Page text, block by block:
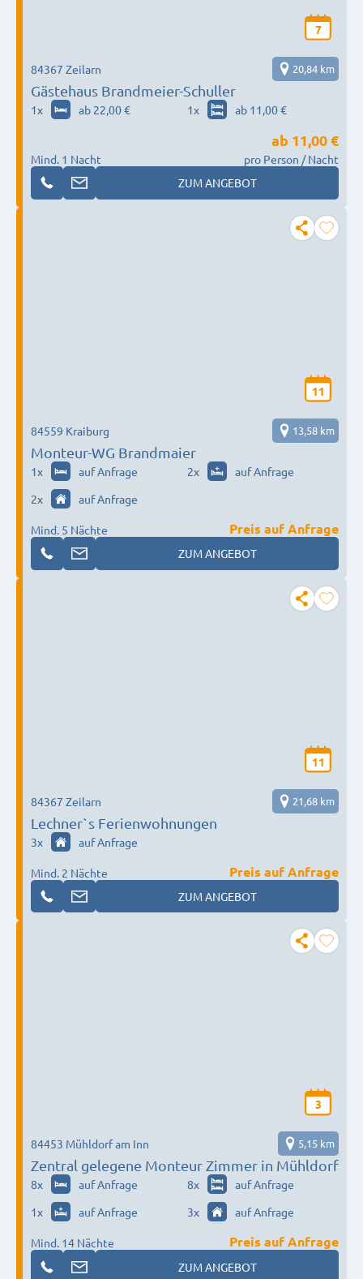
7
Gästehaus Brandmeier-Schuller
84367 Zeilarn 20,84 km
1x ab 22,00 € 1x ab 11,00 €
Mind. 1 Nacht
ab 11,00 €
pro Person / Nacht
ZUM ANGEBOT
11
Monteur-WG Brandmaier
84559 Kraiburg 13,58 km
1x auf Anfrage 2x
auf Anfrage
2x auf Anfrage
Mind. 5 Nächte
Preis auf Anfrage
ZUM ANGEBOT
11
Lechner`s Ferienwohnungen
84367 Zeilarn 21,68 km
3x auf Anfrage
Mind. 2 Nächte
Preis auf Anfrage
ZUM ANGEBOT
3
Zentral gelegene Monteur Zimmer in Mühldorf
84453 Mühldorf am Inn 5,15 km
8x auf Anfrage 8x
auf Anfrage
1x auf Anfrage 3x auf Anfrage
Mind. 14 Nächte
Preis auf Anfrage
ZUM ANGEBOT